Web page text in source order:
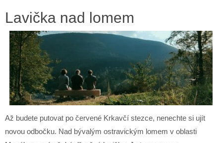
Lavička nad lomem
Až budete putovat po červené Krkavčí stezce, nenechte si ujít
novou odbočku. Nad bývalým ostravickým lomem v oblasti